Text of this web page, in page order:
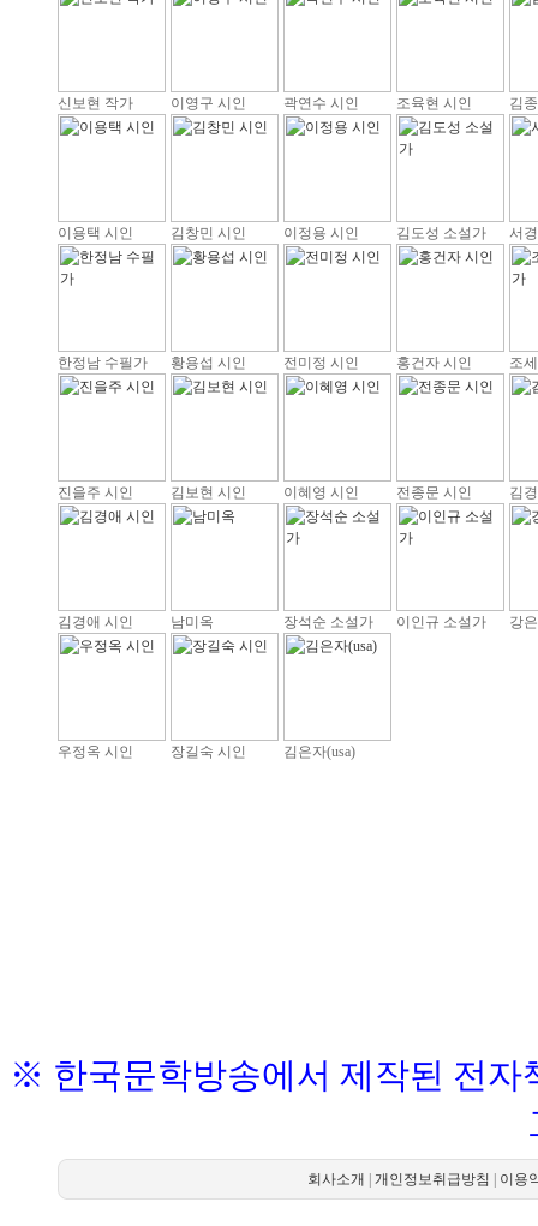
신보현 작가 이영구 시인 곽연수 시인 조육현 시인 김
이용택 시인 김창민 시인 이정용 시인 김도성 소설가 서
한정남 수필가 황용섭 시인 전미정 시인 홍건자 시인 조
진을주 시인 김보현 시인 이혜영 시인 전종문 시인 김
김경애 시인 남미옥 장석순 소설가 이인규 소설가 강
우정옥 시인 장길숙 시인 김은자(usa)
※ 한국문학방송에서 제작된 전자
회사소개 개인정보취급방침 이용